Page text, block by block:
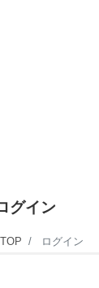
グイン
TOP ログイン